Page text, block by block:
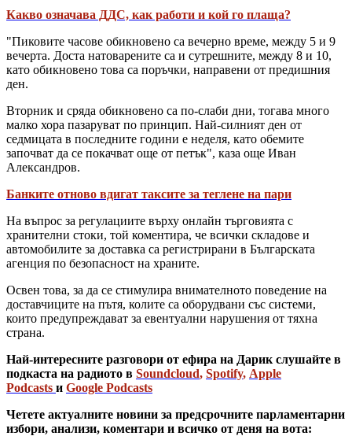
Какво означава ДДС, как работи и кой го плаща?
"Пиковите часове обикновено са вечерно време, между 5 и 9
вечерта. Доста натоварените са и сутрешните, между 8 и 10,
като обикновено това са поръчки, направени от предишния
ден.
Вторник и сряда обикновено са по-слаби дни, тогава много
малко хора пазаруват по принцип. Най-силният ден от
седмицата в последните години е неделя, като обемите
започват да се покачват още от петък", каза още Иван
Александров.
Банките отново вдигат таксите за теглене на пари
На въпрос за регулациите върху онлайн търговията с
хранителни стоки, той коментира, че всички складове и
автомобилите за доставка са регистрирани в Българската
агенция по безопасност на храните.
Освен това, за да се стимулира внимателното поведение на
доставчиците на пътя, колите са оборудвани със системи,
които предупреждават за евентуални нарушения от тяхна
страна.
Най-интересните разговори от ефира на Дарик слушайте в
подкаста на радиото в Soundcloud, Spotify, Apple
Podcasts и Google Podcasts
Четете актуалните новини за предсрочните парламентарни
избори, анализи, коментари и всичко от деня на вота: